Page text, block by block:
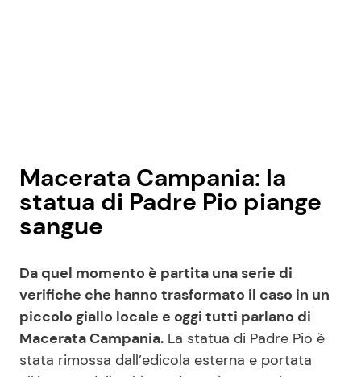
Macerata Campania: la
statua di Padre Pio piange
sangue
Da quel momento è partita una serie di
verifiche che hanno trasformato il caso in un
piccolo giallo locale e oggi tutti parlano di
Macerata Campania. La statua di Padre Pio è
stata rimossa dall’edicola esterna e portata